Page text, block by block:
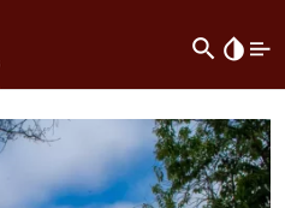
search invert_colors